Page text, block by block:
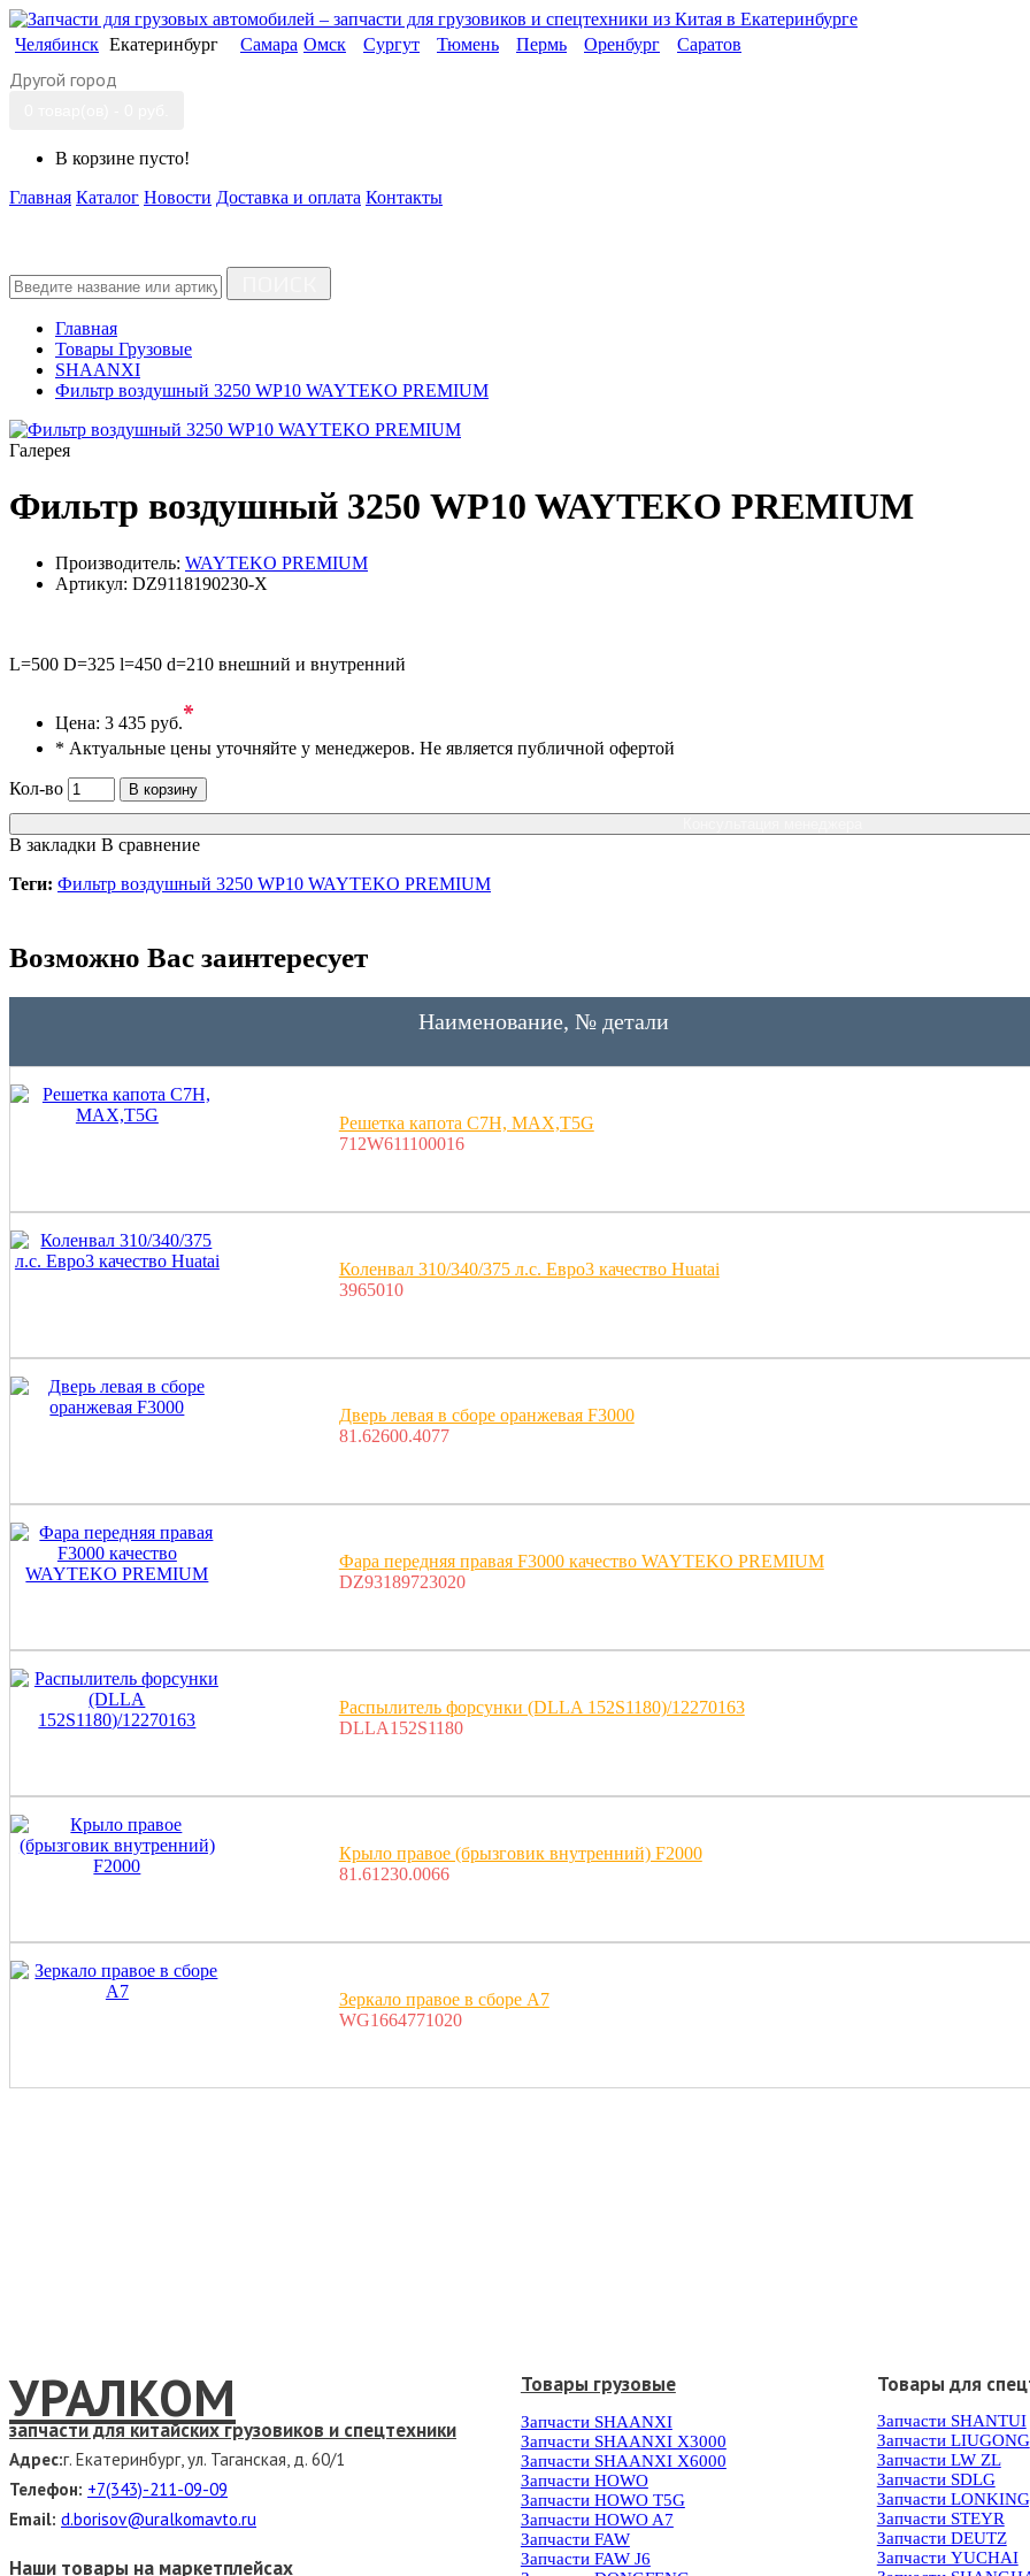
Челябинск Екатеринбург Самара Омск Сургут Тюмень Пермь Оренбург Саратов
Другой город
В корзине пусто!
Главная Каталог Новости Доставка и оплата Контакты
Главная
Товары Грузовые
SHAANXI
Фильтр воздушный 3250 WP10 WAYTEKO PREMIUM
Галерея
Фильтр воздушный 3250 WP10 WAYTEKO PREMIUM
Производитель: WAYTEKO PREMIUM
Артикул: DZ9118190230-X
L=500 D=325 l=450 d=210 внешний и внутренний
Цена: 3 435 руб.*
* Актуальные цены уточняйте у менеджеров. Не является публичной офертой
Кол-во
В корзину
В закладки В сравнение
Теги: Фильтр воздушный 3250 WP10 WAYTEKO PREMIUM
Возможно Вас заинтересует
Наименование, № детали
Решетка капота C7H, MAX,T5G
712W611100016
Коленвал 310/340/375 л.с. Евро3 качество Huatai
3965010
Дверь левая в сборе оранжевая F3000
81.62600.4077
Фара передняя правая F3000 качество WAYTEKO PREMIUM
DZ93189723020
Распылитель форсунки (DLLA 152S1180)/12270163
DLLA152S1180
Крыло правое (брызговик внутренний) F2000
81.61230.0066
Зеркало правое в сборе A7
WG1664771020
УРАЛКОМ
запчасти для китайских грузовиков и спецтехники
Адрес:г. Екатеринбург, ул. Таганская, д. 60/1
Телефон: +7(343)-211-09-09
Email: d.borisov@uralkomavto.ru
Наши товары на маркетплейсах
Товары грузовые
Запчасти SHAANXI
Запчасти SHAANXI X3000
Запчасти SHAANXI X6000
Запчасти HOWO
Запчасти HOWO T5G
Запчасти HOWO A7
Запчасти FAW
Запчасти FAW J6
Товары для
Запчасти SHANTUI
Запчасти LIUGONG
Запчасти LW ZL
Запчасти SDLG
Запчасти
Запчасти STEYR
Запчасти DEUTZ
Запчасти YUCHAI